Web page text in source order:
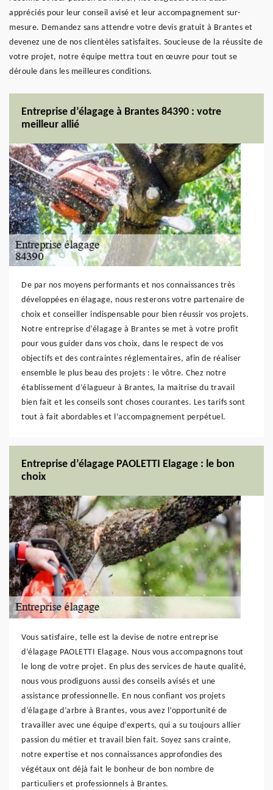
appréciés pour leur conseil avisé et leur accompagnement sur-
mesure. Demandez sans attendre votre devis gratuit à Brantes et
devenez une de nos clientèles satisfaites. Soucieuse de la réussite de
votre projet, notre équipe mettra tout en œuvre pour tout se
déroule dans les meilleures conditions.
Entreprise d’élagage à Brantes 84390 : votre
meilleur allié
De par nos moyens performants et nos connaissances très
développées en élagage, nous resterons votre partenaire de
choix et conseiller indispensable pour bien réussir vos projets.
Notre entreprise d’élagage à Brantes se met à votre profit
pour vous guider dans vos choix, dans le respect de vos
objectifs et des contraintes réglementaires, afin de réaliser
ensemble le plus beau des projets : le vôtre. Chez notre
établissement d’élagueur à Brantes, la maitrise du travail
bien fait et les conseils sont choses courantes. Les tarifs sont
tout à fait abordables et l’accompagnement perpétuel.
Entreprise d’élagage PAOLETTI Elagage : le bon
choix
Vous satisfaire, telle est la devise de notre entreprise
d’élagage PAOLETTI Elagage. Nous vous accompagnons tout
le long de votre projet. En plus des services de haute qualité,
nous vous prodiguons aussi des conseils avisés et une
assistance professionnelle. En nous confiant vos projets
d’élagage d’arbre à Brantes, vous avez l’opportunité de
travailler avec une équipe d’experts, qui a su toujours allier
passion du métier et travail bien fait. Soyez sans crainte,
notre expertise et nos connaissances approfondies des
végétaux ont déjà fait le bonheur de bon nombre de
particuliers et professionnels à Brantes.